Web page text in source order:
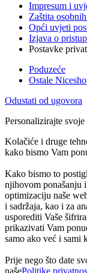
Impresum i
Zaštita
Opći uvjeti
Izjava o
Postavke
Poduzeće
Ostale
Odustati od ugovora
Personalizirajte
Kolačiće i druge
kako bismo Vam
Kako bismo to
njihovom ponašanju
optimizaciju naše
i sadržaja, kao i za
usporediti Vaše
prikazivati Vam
samo ako već i sami
Prije nego što date